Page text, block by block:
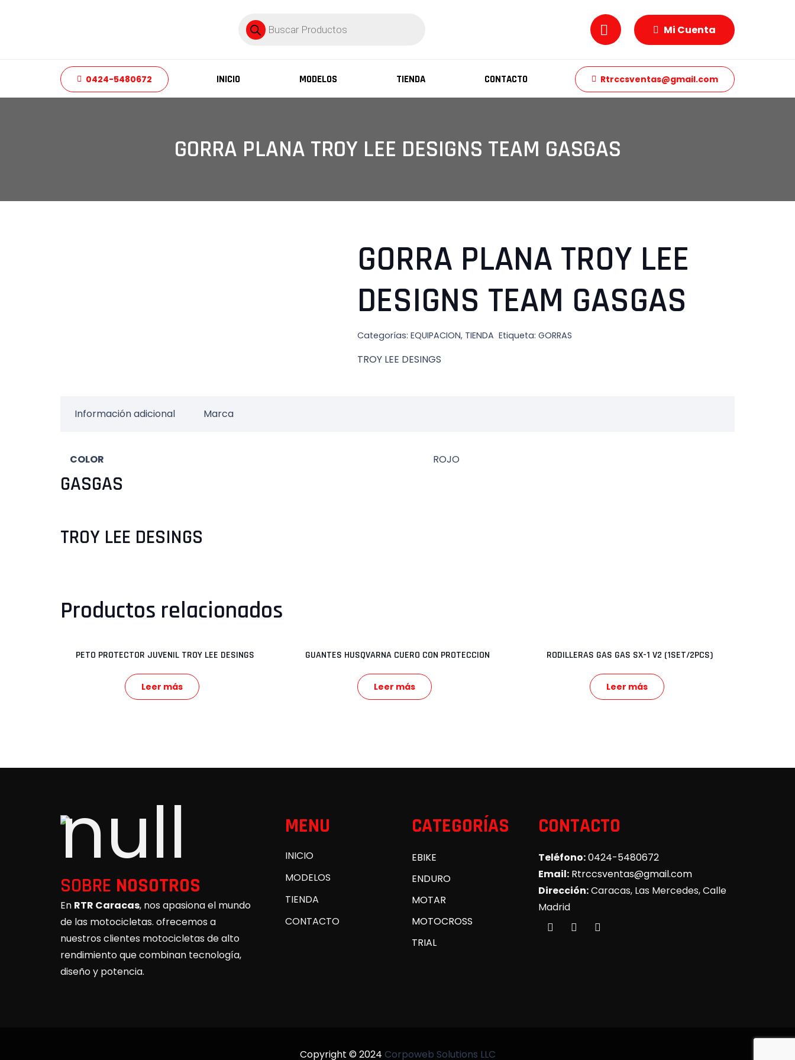
Búsqueda
de
productos Mi Cuenta
0424-5480672 INICIO MODELOS TIENDA CONTACTO Rtrccsventas@gmail.com
GORRA PLANA TROY LEE DESIGNS TEAM GASGAS
GORRA PLANA TROY LEE
DESIGNS TEAM GASGAS
Categorías: EQUIPACION, TIENDA Etiqueta:GORRAS
TROY LEE DESINGS
Información adicional Marca
COLOR ROJO
GASGAS
TROY LEE DESINGS
Productos relacionados
PETO PROTECTOR JUVENIL TROY LEE DESINGS
Leer más
GUANTES HUSQVARNA CUERO CON PROTECCION
Leer más
RODILLERAS GAS GAS SX-1 V2 (1SET/2PCS)
Leer más
SOBRE NOSOTROS
En RTR Caracas, nos apasiona el mundo
de las motocicletas. ofrecemos a
nuestros clientes motocicletas de alto
rendimiento que combinan tecnología,
diseño y potencia.
MENU
INICIO
MODELOS
TIENDA
CONTACTO
CATEGORÍAS
EBIKE
ENDURO
MOTAR
MOTOCROSS
TRIAL
CONTACTO
Teléfono:0424-5480672
Email: Rtrccsventas@gmail.com
Dirección:Caracas, Las Mercedes, Calle
Madrid
Copyright © 2024 Corpoweb Solutions LLC